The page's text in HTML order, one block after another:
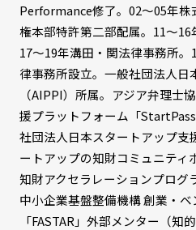
Performance修了。02〜05年
権本部特許第二部配属。11〜16
17〜19年溝田・関法律事務所
律事務所設立。一般社団法人日
（AIPPI）所属。アジア弁理士
援プラットフォーム「
社団法人日本スタートアップ支
ートアップの知財コミュニティ
知財アクセラレーションプログ
中小企業基盤整備機構 創業・
「FASTAR」外部メンター（知的